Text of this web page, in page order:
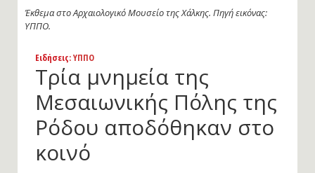
Έκθεμα στο Αρχαιολογικό Μουσείο της Χάλκης. Πηγή εικόνας:
ΥΠΠΟ.
Ειδήσεις: ΥΠΠΟ
Τρία μνημεία της
Μεσαιωνικής Πόλης της
Ρόδου αποδόθηκαν στο
κοινό